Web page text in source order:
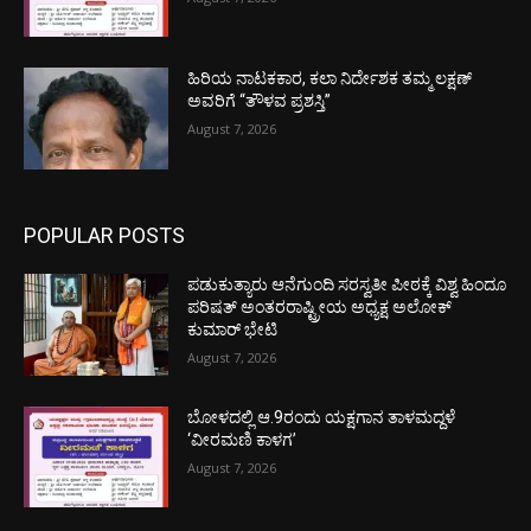
ಹಿರಿಯ ನಾಟಕಕಾರ, ಕಲಾ ನಿರ್ದೇಶಕ ತಮ್ಮ ಲಕ್ಷಣ್
ಅವರಿಗೆ “ತೌಳವ ಪ್ರಶಸ್ತಿ”
August 7, 2026
POPULAR POSTS
ಪಡುಕುತ್ಯಾರು ಆನೆಗುಂದಿ ಸರಸ್ವತೀ ಪೀಠಕ್ಕೆ ವಿಶ್ವ ಹಿಂದೂ
ಪರಿಷತ್ ಅಂತರರಾಷ್ಟ್ರೀಯ ಅಧ್ಯಕ್ಷ ಅಲೋಕ್
ಕುಮಾರ್ ಭೇಟಿ
August 7, 2026
ಬೋಳದಲ್ಲಿ ಆ.9ರಂದು ಯಕ್ಷಗಾನ ತಾಳಮದ್ದಳೆ
‘ವೀರಮಣಿ ಕಾಳಗ’
August 7, 2026